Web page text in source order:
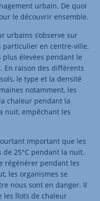
urbain. De quoi
le découvrir ensemble.
urbains s’observe sur
particulier en centre-ville.
élevées pendant le
En raison des différents
le type et la densité
notamment, les
chaleur pendant la
nuit, empêchant les
important que les
25°C pendant la nuit.
régénérer pendant les
les organismes se
nous sont en danger. Il
les îlots de chaleur